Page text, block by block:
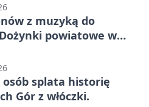
z muzyką do
powiatowe w
osób splata historię
Gór z włóczki.